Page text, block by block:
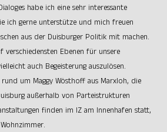
habe ich eine sehr interessante
ich gerne unterstütze und mich freuen
aus der Duisburger Politik mit machen.
verschiedensten Ebenen für unsere
auch Begeisterung auszulösen.
um Maggy Wösthoff aus Marxloh, die
außerhalb von Parteistrukturen
finden im IZ am Innenhafen statt,